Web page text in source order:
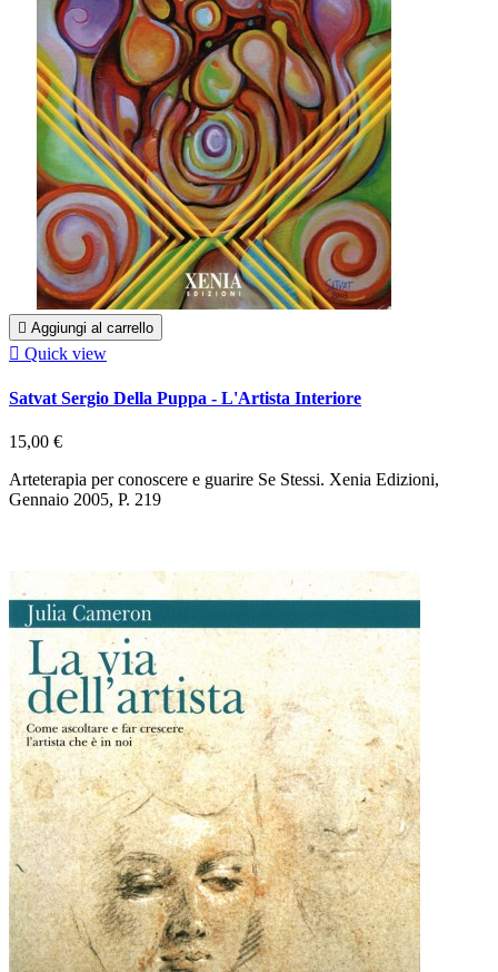
 Aggiungi al carrello
 Quick view
Satvat Sergio Della Puppa - L'Artista Interiore
15,00 €
Arteterapia per conoscere e guarire Se Stessi. Xenia Edizioni,
Gennaio 2005, P. 219